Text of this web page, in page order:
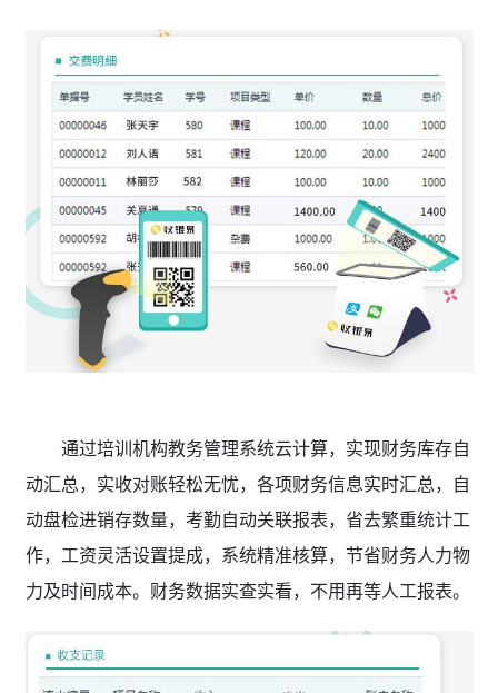
通过培训机构教务管理系统云计算，实现财务库存自
动汇总，实收对账轻松无忧，各项财务信息实时汇总，自
动盘检进销存数量，考勤自动关联报表，省去繁重统计工
作，工资灵活设置提成，系统精准核算，节省财务人力物
力及时间成本。财务数据实查实看，不用再等人工报表。